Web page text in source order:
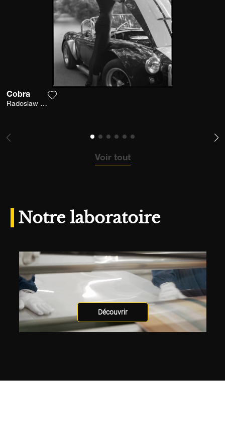
Cobra
Radoslaw Pujan
Voir tout
Notre laboratoire
Découvrir